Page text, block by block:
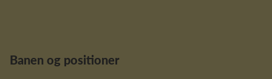
Banen og positioner